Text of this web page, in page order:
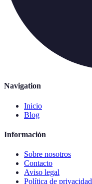
Navigation
Inicio
Blog
Información
Sobre nosotros
Contacto
Aviso legal
Política de privacidad